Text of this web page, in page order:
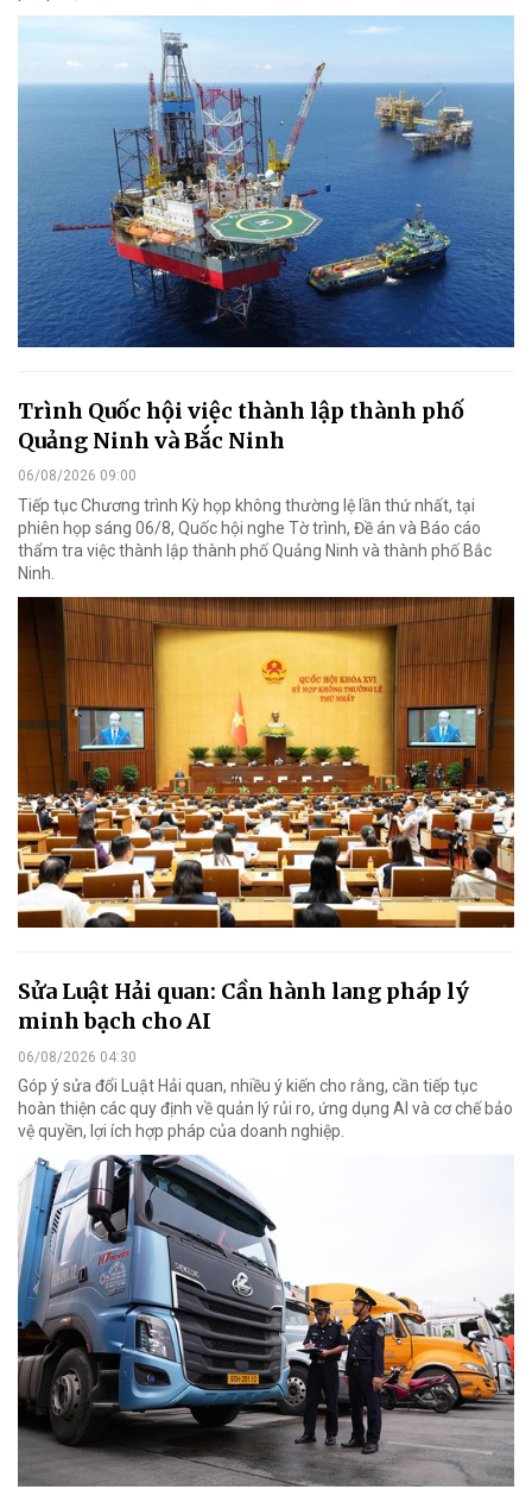
Trình Quốc hội việc thành lập thành phố
Quảng Ninh và Bắc Ninh
06/08/2026 09:00
Tiếp tục Chương trình Kỳ họp không thường lệ lần thứ nhất, tại
phiên họp sáng 06/8, Quốc hội nghe Tờ trình, Đề án và Báo cáo
thẩm tra việc thành lập thành phố Quảng Ninh và thành phố Bắc
Ninh.
Sửa Luật Hải quan: Cần hành lang pháp lý
minh bạch cho AI
06/08/2026 04:30
Góp ý sửa đổi Luật Hải quan, nhiều ý kiến cho rằng, cần tiếp tục
hoàn thiện các quy định về quản lý rủi ro, ứng dụng AI và cơ chế bảo
vệ quyền, lợi ích hợp pháp của doanh nghiệp.